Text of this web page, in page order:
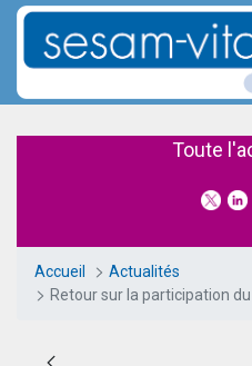
Saut au contenu principal
Retour sur la
Toute
Accueil
Actualités
Panneau de gestion des